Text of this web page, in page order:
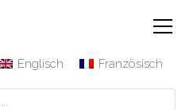
Englisch
Französisch